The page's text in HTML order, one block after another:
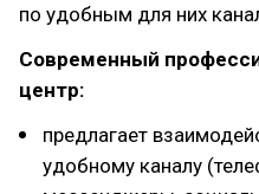
по удобным для них
Современный
центр:
предлагает
удобному каналу